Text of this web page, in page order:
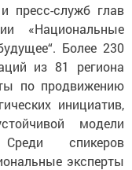
пресс-служб глав
«Национальные
Более 230
из 81 региона
по продвижению
инициатив,
модели
спикеров
эксперты